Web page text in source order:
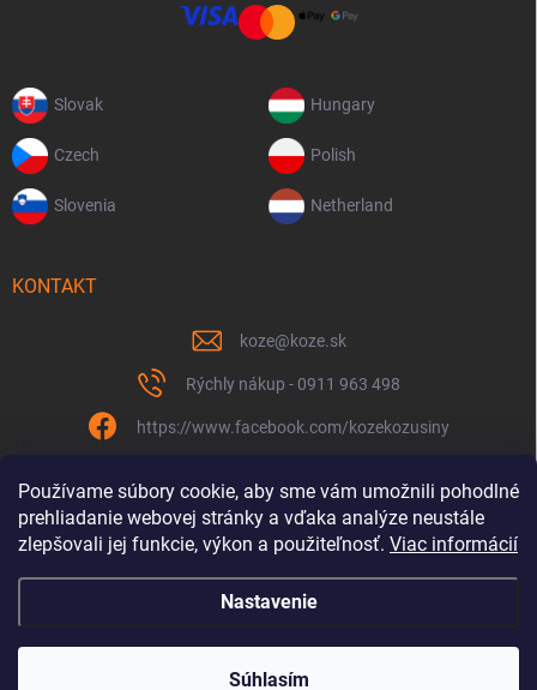
Používame súbory cookie, aby sme vám umožnili pohodlné
prehliadanie webovej stránky a vďaka analýze neustále
zlepšovali jej funkcie, výkon a použiteľnosť. Viac informácií
Nastavenie
Súhlasím
Slovak Hungary
Czech Polish
Slovenia Netherland
KONTAKT
koze@koze.sk
Rýchly nákup - 0911 963 498
https://www.facebook.com/kozekozusiny
Spolu to ťaháme už 9 rokov
Koze.sk . Všetky práva vyhradené.